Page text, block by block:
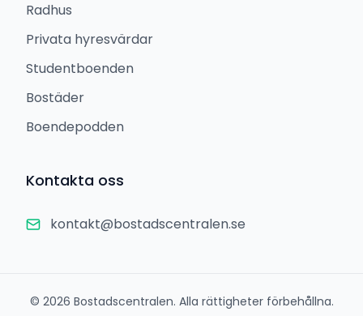
Radhus
Privata hyresvärdar
Studentboenden
Bostäder
Boendepodden
Kontakta oss
kontakt@bostadscentralen.se
© 2026 Bostadscentralen. Alla rättigheter förbehållna.